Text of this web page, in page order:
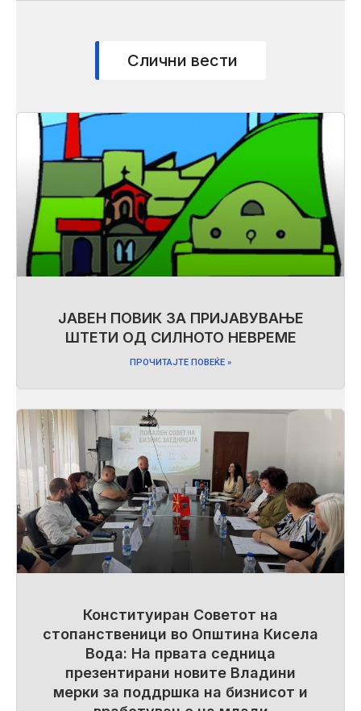
Слични вести
ЈАВЕН ПОВИК ЗА ПРИЈАВУВАЊЕ
ШТЕТИ ОД СИЛНОТО НЕВРЕМЕ
ПРОЧИТАЈТЕ ПОВЕЌЕ »
Конституиран Советот на
стопанственици во Општина Кисела
Вода: На првата седница
презентирани новите Владини
мерки за поддршка на бизнисот и